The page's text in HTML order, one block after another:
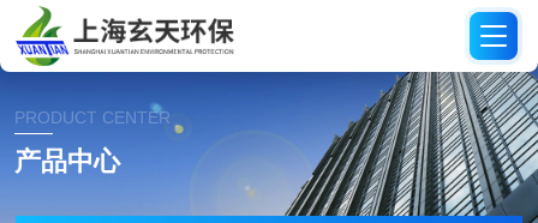
PRODUCT CENTER
产品中心